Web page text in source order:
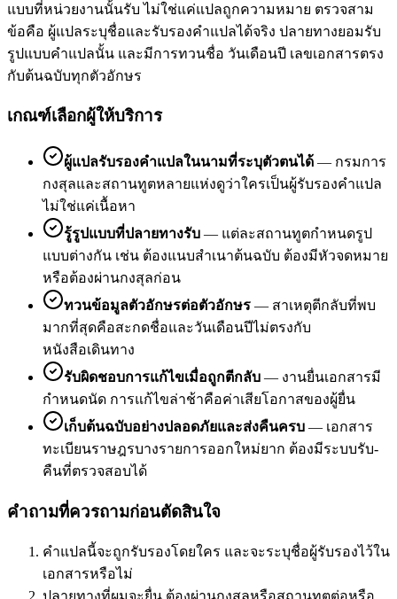
แบบที่หน่วยงานนั้นรับ ไม่ใช่แค่แปลถูกความหมาย ตรวจสาม
ข้อคือ ผู้แปลระบุชื่อและรับรองคำแปลได้จริง ปลายทางยอมรับ
รูปแบบคำแปลนั้น และมีการทวนชื่อ วันเดือนปี เลขเอกสารตรง
กับต้นฉบับทุกตัวอักษร
เกณฑ์เลือกผู้ให้บริการ
ผู้แปลรับรองคำแปลในนามที่ระบุตัวตนได้ — กรมการ
กงสุลและสถานทูตหลายแห่งดูว่าใครเป็นผู้รับรองคำแปล
ไม่ใช่แค่เนื้อหา
รู้รูปแบบที่ปลายทางรับ — แต่ละสถานทูตกำหนดรูป
แบบต่างกัน เช่น ต้องแนบสำเนาต้นฉบับ ต้องมีหัวจดหมาย
หรือต้องผ่านกงสุลก่อน
ทวนข้อมูลตัวอักษรต่อตัวอักษร — สาเหตุตีกลับที่พบ
มากที่สุดคือสะกดชื่อและวันเดือนปีไม่ตรงกับ
หนังสือเดินทาง
รับผิดชอบการแก้ไขเมื่อถูกตีกลับ — งานยื่นเอกสารมี
กำหนดนัด การแก้ไขล่าช้าคือค่าเสียโอกาสของผู้ยื่น
เก็บต้นฉบับอย่างปลอดภัยและส่งคืนครบ — เอกสาร
ทะเบียนราษฎรบางรายการออกใหม่ยาก ต้องมีระบบรับ-
คืนที่ตรวจสอบได้
คำถามที่ควรถามก่อนตัดสินใจ
คำแปลนี้จะถูกรับรองโดยใคร และจะระบุชื่อผู้รับรองไว้ใน
เอกสารหรือไม่